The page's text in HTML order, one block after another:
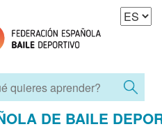
DE BAILE